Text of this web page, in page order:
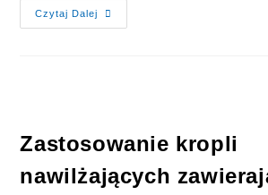
Czytaj Dalej
Zastosowanie kropli
nawilżających